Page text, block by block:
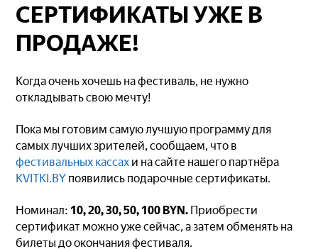
СЕРТИФИКАТЫ УЖЕ В
ПРОДАЖЕ!
Когда очень хочешь на фестиваль, не нужно
откладывать свою мечту!
Пока мы готовим самую лучшую программу для
самых лучших зрителей, сообщаем, что в
фестивальных кассах и на сайте нашего партнёра
КVITKI.BY появились подарочные сертификаты.
Номинал: 10, 20, 30, 50, 100 BYN. Приобрести
сертификат можно уже сейчас, а затем обменять на
билеты до окончания фестиваля.